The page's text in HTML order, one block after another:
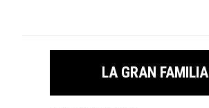
LA GRAN FAMILIA